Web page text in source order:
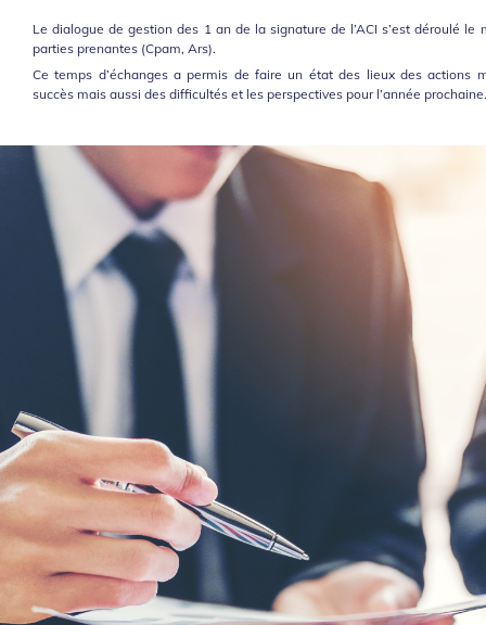
Le dialogue de gestion des 1 an de la signature de l’ACI s’est déroulé le
parties prenantes (Cpam, Ars).
Ce temps d’échanges a permis de faire un état des lieux des actions
succès mais aussi des difficultés et les perspectives pour l’année prochaine.